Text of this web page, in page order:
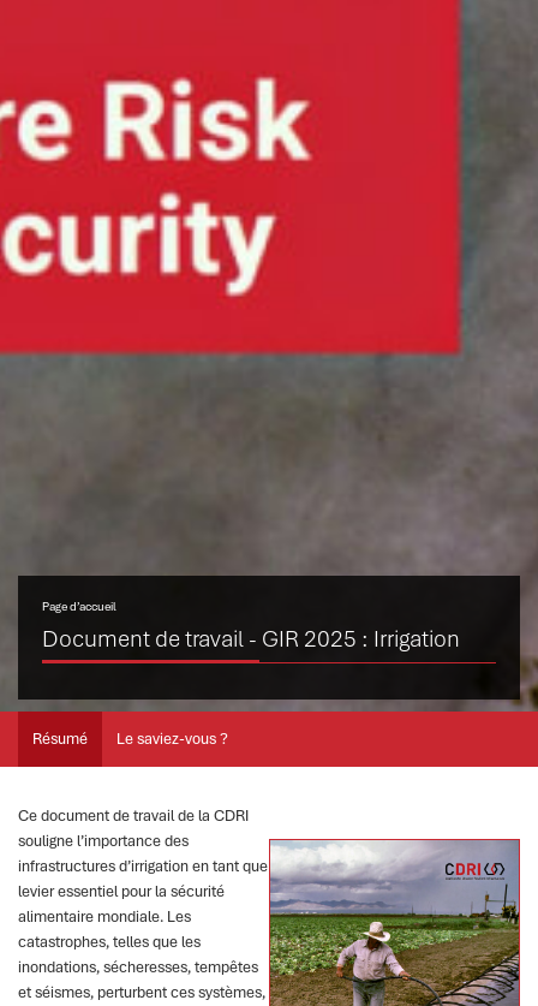
Page d’accueil
Document de travail - GIR 2025 : Irrigation
Résumé Le saviez-vous ?
Ce document de travail de la CDRI
souligne l’importance des
infrastructures d’irrigation en tant que
levier essentiel pour la sécurité
alimentaire mondiale. Les
catastrophes, telles que les
inondations, sécheresses, tempêtes
et séismes, perturbent ces systèmes,